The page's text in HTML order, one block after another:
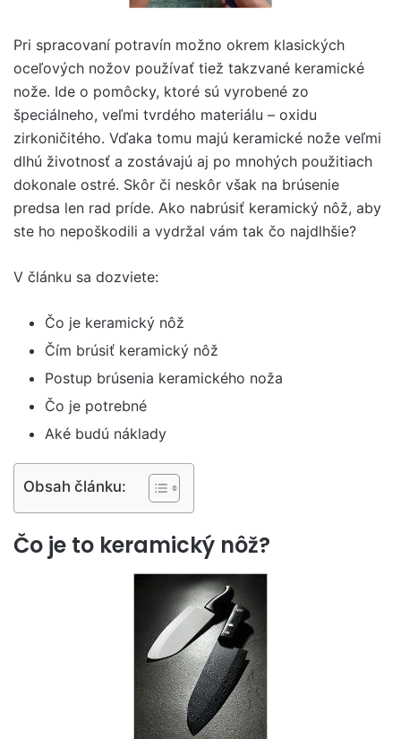
Pri spracovaní potravín možno okrem klasických
oceľových nožov používať tiež takzvané keramické
nože. Ide o pomôcky, ktoré sú vyrobené zo
špeciálneho, veľmi tvrdého materiálu – oxidu
zirkoničitého. Vďaka tomu majú keramické nože veľmi
dlhú životnosť a zostávajú aj po mnohých použitiach
dokonale ostré. Skôr či neskôr však na brúsenie
predsa len rad príde. Ako nabrúsiť keramický nôž, aby
ste ho nepoškodili a vydržal vám tak čo najdlhšie?
V článku sa dozviete:
Čo je keramický nôž
Čím brúsiť keramický nôž
Postup brúsenia keramického noža
Čo je potrebné
Aké budú náklady
Obsah článku:
Čo je to keramický nôž?